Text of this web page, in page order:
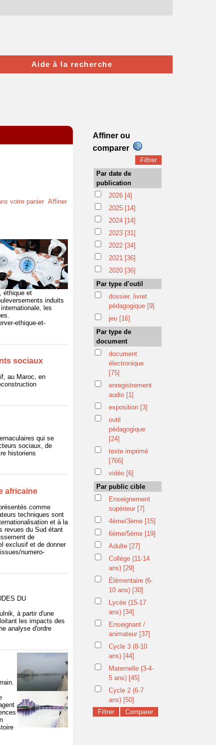
votre panier Affiner
éthique et
induits
les
ethique-et-
sociaux
au Maroc, en
qui se
sociaux, de
historiens
africaine
comme
techniques sont
et à la
revues du Sud étant
de
exclusif et de donner
numero-
DU
à partir d'une
les impacts des
analyse d'ordre
Aide à la recherche
Affiner ou
comparer
Par date de
publication
2026 [4]
2025 [14]
2024 [14]
2023 [31]
2022 [34]
2021 [36]
2020 [36]
Par type d'outil
dossier, livret
pédagogique [9]
jeu [16]
Par type de
document
document
électronique
[75]
enregistrement
audio [1]
exposition [3]
outil
pédagogique
[24]
texte imprimé
[766]
vidéo [6]
Par public cible
Enseignement
supérieur [7]
4ème/3ème [15]
6ème/5ème [19]
Adulte [27]
Collège (11-14
ans) [29]
Élémentaire (6-
10 ans) [30]
Lycée (15-17
ans) [34]
Enseignant /
animateur [37]
Cycle 3 (8-10
ans) [44]
Maternelle (3-4-
5 ans) [45]
Cycle 2 (6-7
ans) [50]